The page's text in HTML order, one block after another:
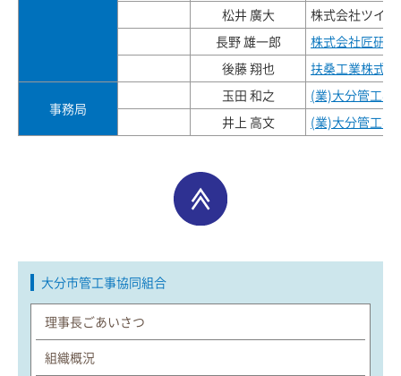
松井 廣大
株式会社ツイ
長野 雄一郎
株式会社匠研
後藤 翔也
扶桑工業株式
事務局
玉田 和之
(業)大分管工事
井上 高文
(業)大分管工事
大分市管工事協同組合
理事長ごあいさつ
組織概況